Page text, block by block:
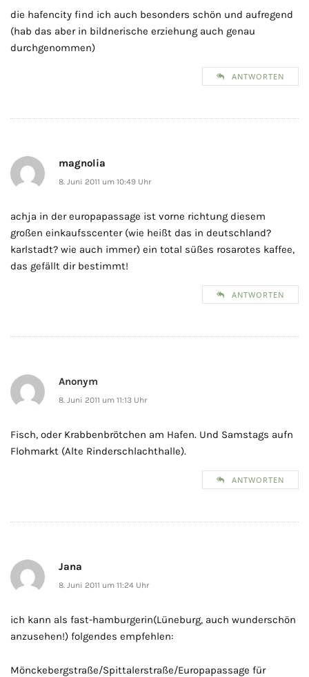
die hafencity find ich auch besonders schön und aufregend
(hab das aber in bildnerische erziehung auch genau
durchgenommen)
ANTWORTEN
magnolia
8. Juni 2011 um 10:49 Uhr
achja in der europapassage ist vorne richtung diesem
großen einkaufsscenter (wie heißt das in deutschland?
karlstadt? wie auch immer) ein total süßes rosarotes kaffee,
das gefällt dir bestimmt!
ANTWORTEN
Anonym
8. Juni 2011 um 11:13 Uhr
Fisch, oder Krabbenbrötchen am Hafen. Und Samstags aufn
Flohmarkt (Alte Rinderschlachthalle).
ANTWORTEN
Jana
8. Juni 2011 um 11:24 Uhr
ich kann als fast-hamburgerin(Lüneburg, auch wunderschön
anzusehen!) folgendes empfehlen:
Mönckebergstraße/Spittalerstraße/Europapassage für